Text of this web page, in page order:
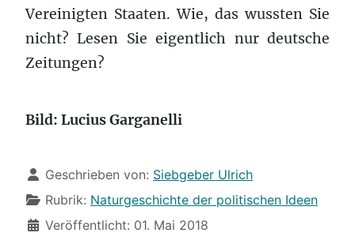
Vereinigten Staaten. Wie, das wussten Sie
nicht? Lesen Sie eigentlich nur deutsche
Zeitungen?
Bild: Lucius Garganelli
DetailsGeschrieben von: Siebgeber Ulrich
Rubrik: Naturgeschichte der politischen Ideen
Veröffentlicht: 01. Mai 2018